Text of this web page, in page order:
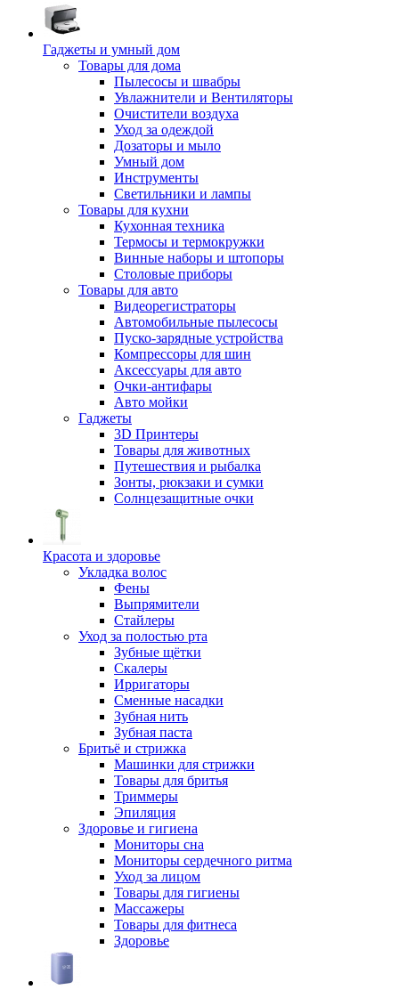
Гаджеты и умный дом
Товары для дома
Пылесосы и швабры
Увлажнители и Вентиляторы
Очистители воздуха
Уход за одеждой
Дозаторы и мыло
Умный дом
Инструменты
Светильники и лампы
Товары для кухни
Кухонная техника
Термосы и термокружки
Винные наборы и штопоры
Столовые приборы
Товары для авто
Видеорегистраторы
Автомобильные пылесосы
Пуско-зарядные устройства
Компрессоры для шин
Аксессуары для авто
Очки-антифары
Авто мойки
Гаджеты
3D Принтеры
Товары для животных
Путешествия и рыбалка
Зонты, рюкзаки и сумки
Солнцезащитные очки
Красота и здоровье
Укладка волос
Фены
Выпрямители
Стайлеры
Уход за полостью рта
Зубные щётки
Скалеры
Ирригаторы
Сменные насадки
Зубная нить
Зубная паста
Бритьё и стрижка
Машинки для стрижки
Товары для бритья
Триммеры
Эпиляция
Здоровье и гигиена
Мониторы сна
Мониторы сердечного ритма
Уход за лицом
Товары для гигиены
Массажеры
Товары для фитнеса
Здоровье